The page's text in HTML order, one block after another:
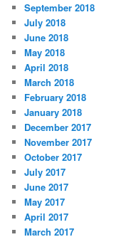
September 2018
July 2018
June 2018
May 2018
April 2018
March 2018
February 2018
January 2018
December 2017
November 2017
October 2017
July 2017
June 2017
May 2017
April 2017
March 2017